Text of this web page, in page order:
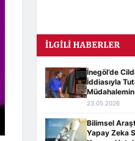
İLGILI HABERLER
İnegöl’de
İddiasıyla
23.05.2026
Bilimsel
Yapay Zeka